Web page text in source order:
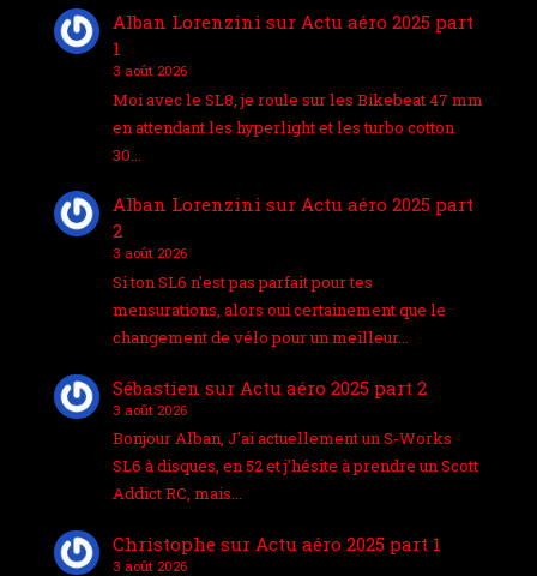
Alban Lorenzini sur Actu aéro 2025 part
1
3 août 2026
Moi avec le SL8, je roule sur les Bikebeat 47 mm
en attendant les hyperlight et les turbo cotton
30…
Alban Lorenzini sur Actu aéro 2025 part
2
3 août 2026
Si ton SL6 n'est pas parfait pour tes
mensurations, alors oui certainement que le
changement de vélo pour un meilleur…
Sébastien sur Actu aéro 2025 part 2
3 août 2026
Bonjour Alban, J'ai actuellement un S-Works
SL6 à disques, en 52 et j'hésite à prendre un Scott
Addict RC, mais…
Christophesur Actu aéro 2025 part 1
3 août 2026